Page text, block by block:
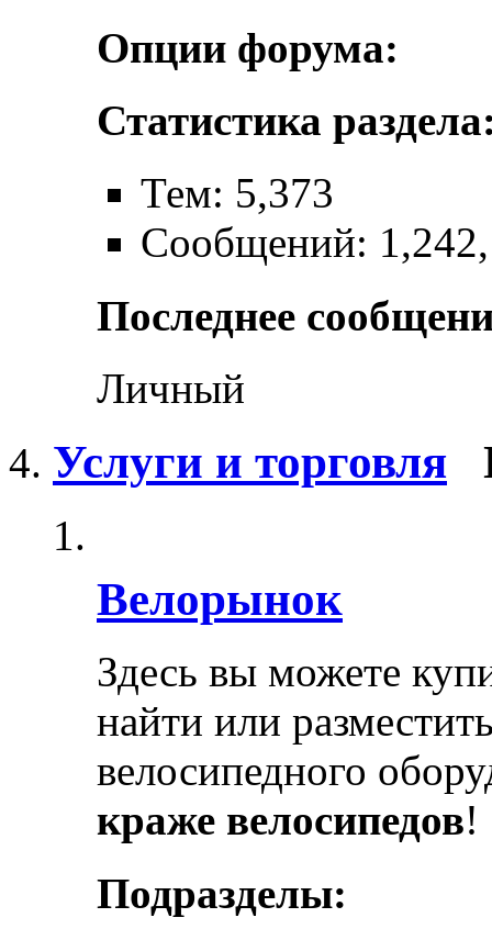
Опции форума:
Статистика
Тем: 5,373
Сообщений:
Последнее
Личный
Услуги и торговля
Велорынок
Здесь вы можете
найти или
велосипедного
краже велосипедов!
Подразделы: